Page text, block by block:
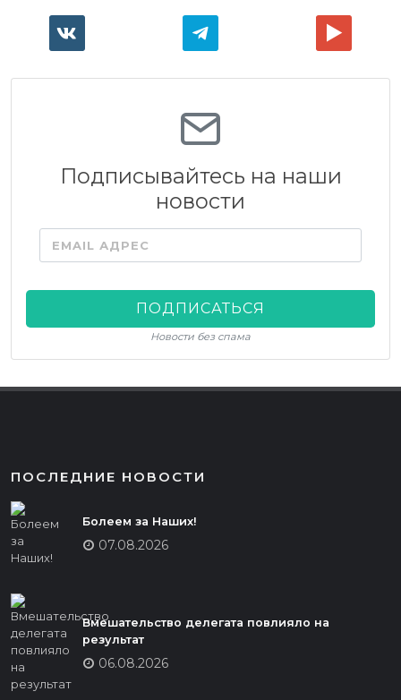
Подписывайтесь на наши
новости
EMAIL АДРЕС
ПОДПИСАТЬСЯ
Новости без спама
ПОСЛЕДНИЕ НОВОСТИ
Болеем за Наших!
07.08.2026
Вмешательство делегата повлияло на
результат
06.08.2026